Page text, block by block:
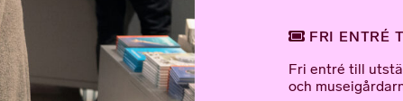
FRI ENTRÉ
Fri entré till
och